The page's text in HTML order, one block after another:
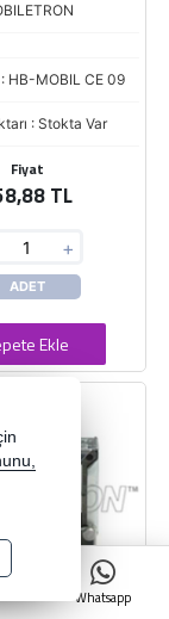
Whatsapp
HB-MOBIL CE 09
: Stokta Var
Fiyat
TL
+
ADET
Ekle